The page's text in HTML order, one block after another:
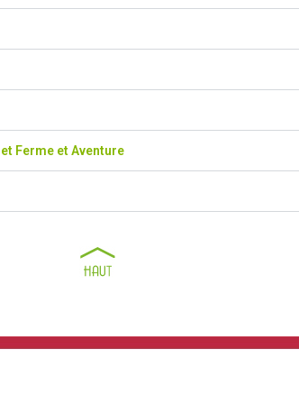
Ferme et Aventure
une